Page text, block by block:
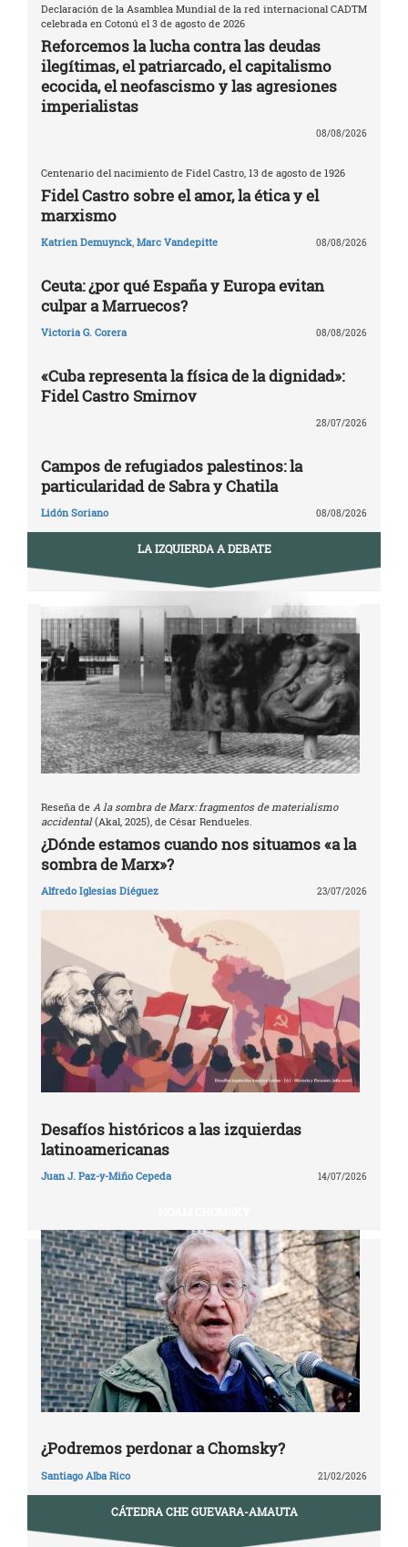
Declaración de la Asamblea Mundial de la red internacional CADTM
celebrada en Cotonú el 3 de agosto de 2026
Reforcemos la lucha contra las deudas
ilegítimas, el patriarcado, el capitalismo
ecocida, el neofascismo y las agresiones
imperialistas
08/08/2026
Centenario del nacimiento de Fidel Castro, 13 de agosto de 1926
Fidel Castro sobre el amor, la ética y el
marxismo
Katrien Demuynck, Marc Vandepitte 08/08/2026
Ceuta: ¿por qué España y Europa evitan
culpar a Marruecos?
Victoria G. Corera 08/08/2026
«Cuba representa la física de la dignidad»:
Fidel Castro Smirnov
28/07/2026
Campos de refugiados palestinos: la
particularidad de Sabra y Chatila
Lidón Soriano 08/08/2026
LA IZQUIERDA A DEBATE
Reseña de A la sombra de Marx: fragmentos de materialismo
accidental(Akal, 2025), de César Rendueles.
¿Dónde estamos cuando nos situamos «a la
sombra de Marx»?
Alfredo Iglesias Diéguez 23/07/2026
Desafíos históricos a las izquierdas
latinoamericanas
Juan J. Paz-y-Miño Cepeda 14/07/2026
¿Podremos perdonar a Chomsky?
Santiago Alba Rico 21/02/2026
CÁTEDRA CHE GUEVARA-AMAUTA